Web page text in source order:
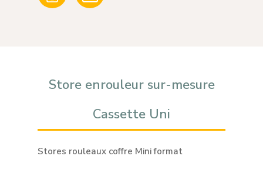
Store enrouleur sur-mesure
Cassette Uni
Stores rouleaux coffre Mini format